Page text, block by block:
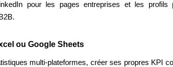
pour les pages entreprises et les profils
ou Google Sheets
multi-plateformes, créer ses propres KPI